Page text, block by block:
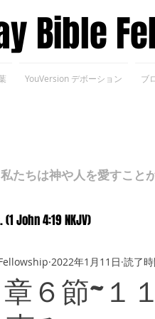
Bible
YouVersion デボーション ブ
たちは神や人を愛すこと
John 4:19 NKJV)
６節~
2022年1月11日 読了